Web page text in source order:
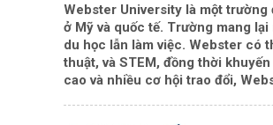
Webster University là một
ở Mỹ và quốc tế. Trường mang
du học lẫn làm việc. Webster có
thuật, và STEM, đồng thời
cao và nhiều cơ hội trao đổi,